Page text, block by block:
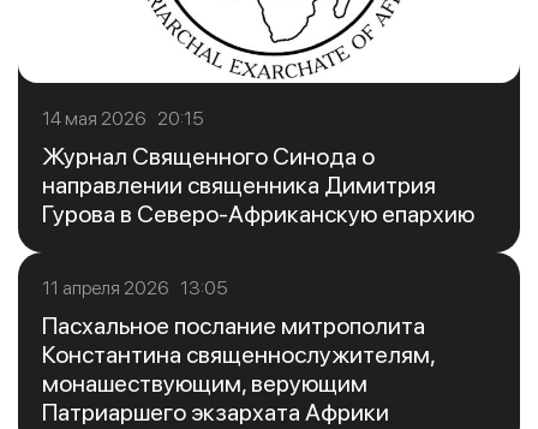
14 мая 2026 20:15
Журнал Священного Синода о
направлении священника Димитрия
Гурова в Северо-Африканскую епархию
11 апреля 2026 13:05
Пасхальное послание митрополита
Константина священнослужителям,
монашествующим, верующим
Патриаршего экзархата Африки